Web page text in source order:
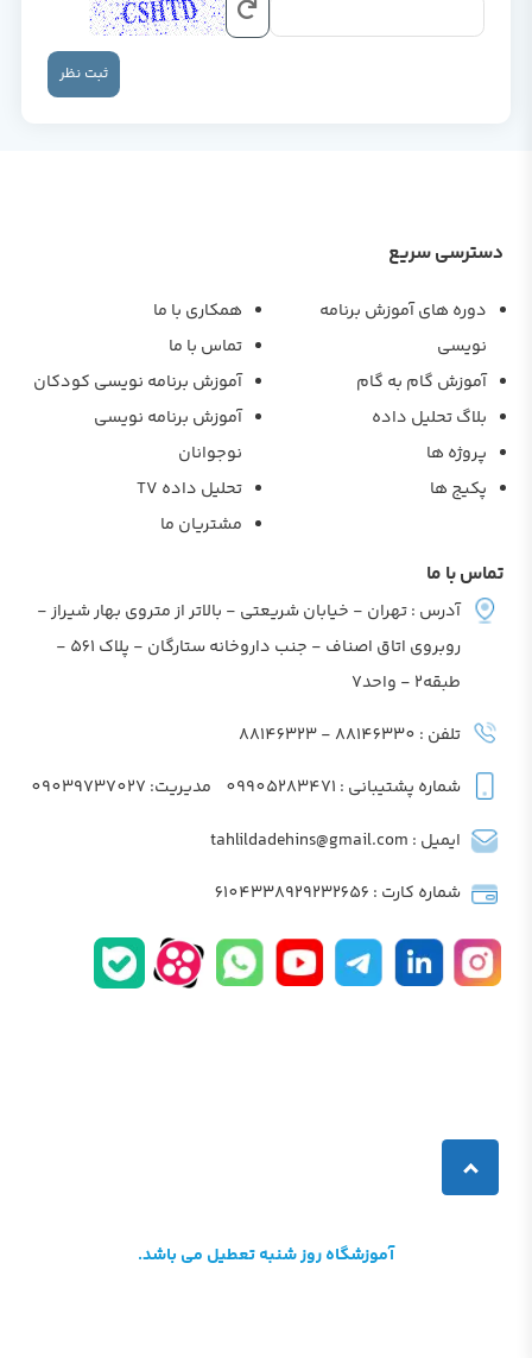
ثبت نظر
دسترسی سریع
دوره های آموزش برنامه
نویسی
آموزش گام به گام
بلاگ تحلیل داده
پروژه ها
پکیج ها
همکاری با ما
تماس با ما
آموزش برنامه نویسی کودکان
آموزش برنامه نویسی
نوجوانان
تحلیل داده TV
مشتریان ما
تماس با ما
آدرس : تهران - خیابان شریعتی - بالاتر از متروی بهار شیراز -
روبروی اتاق اصناف - جنب داروخانه ستارگان - پلاک 561 -
طبقه2 - واحد7
تلفن : 88146330 - 88146323
شماره پشتیبانی : 09905283471 مدیریت: 09039737027
ایمیل : tahlildadehins@gmail.com
شماره کارت : 6104338929232656
آموزشگاه روز شنبه تعطیل می باشد.